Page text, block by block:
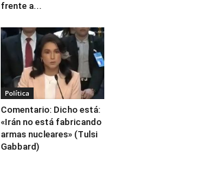
frente a...
Política
Comentario: Dicho está:
«Irán no está fabricando
armas nucleares» (Tulsi
Gabbard)